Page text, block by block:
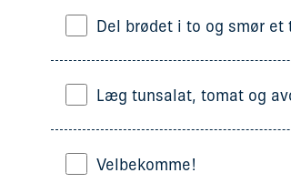
Del brødet i to og smør et
Læg tunsalat, tomat og
Velbekomme!